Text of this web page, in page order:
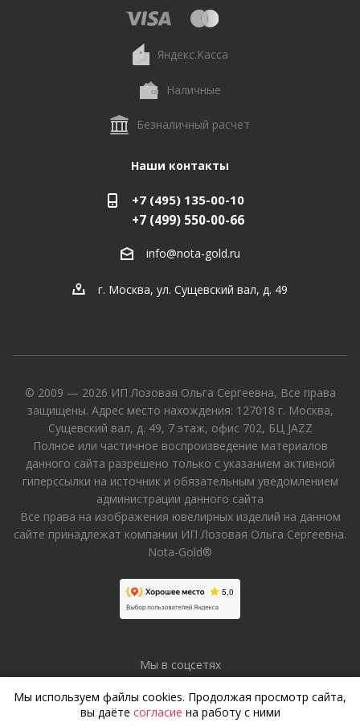
Яндекс.Касса
Наличные
Безналичный расчет
Наши контакты
+7 (495) 135-00-10
+7 (499) 550-00-66
info@nota-gold.ru
г. Москва, ул. Сущевский вал, д. 49
© 2009 — 2026 ИП Лозовая Ольга Сергеевна, Все права
защищены. Адрес место нахождения: 127018 г. Москва,
Сущевский вал, д. 49, 7 этаж, офис 702, БЦ JAZZ
Полное или частичное воспроизведение материалов
данного сайта разрешено только с указанием активной
гиперссылки на источник и обязательным уведомлением
администрации данного сайта
Все права на изображения ювелирных изделий на данном
сайте принадлежат компании ИП Лозовая Ольга Сергеевна.
Nota-Gold®
Мы в соцсетях
Мы используем файлы cookies. Продолжая просмотр сайта,
вы даёте согласие на работу с ними